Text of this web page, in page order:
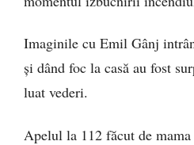
Imaginile cu Emil Gânj
și dând foc la casă au fost
luat vederi.
Apelul la 112 făcut de